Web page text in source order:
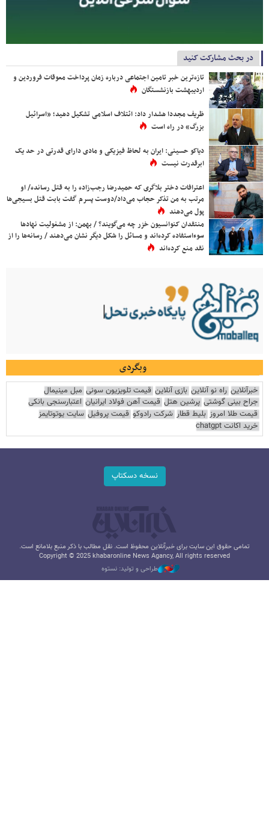
در بحث مشارکت کنید
تازه‌ترین خبر تامین اجتماعی درباره زمان پرداخت معوقات فروردین و
اردیبهشت بازنشستگان
ظریف مجددا هشدار داد: ائتلاف اسلامی تشکیل دهید؛ «اسرائیل
بزرگ» در راه است
دیاکو حسینی: ایران به لحاظ فیزیکی و مادی دارای قدرتی در حد یک
ابرقدرت نیست
اعترافات دختر بلاگری که حمیدرضا رجب‌زاده را به قتل رسانده/ او
مرتب به من تذکر حجاب می‌داد/دوست پسرم گفت بابت قتل بسیجی‌ها
پول می‌دهند
منتقدان کنوانسیون خزر چه می‌گویند؟ / بهمن: از مشغولیت نهادها
سوءاستفاده کرده‌اند و مسائل را شکل دیگر نشان می‌دهند / رسانه‌ها را از
نقد منع کرده‌اند
وبگردی
خبرآنلاین راه نو آنلاین بازی آنلاین قیمت تلویزیون سونی مبل مینیمال
جراح بینی گوشتی پرشین هتل قیمت آهن فولاد ایرانیان اعتبارسنجی بانکی
قیمت طلا امروز بلیط قطار شرکت رادوکو قیمت پروفیل سایت یوتوتایمز
خرید اکانت chatgpt
نسخه دسکتاپ
تمامی حقوق این سایت برای خبرآنلاین محفوظ است. نقل مطالب با ذکر منبع بلامانع است.
Copyright © 2025 khabaronline News Agancy, All rights reserved
طراحی و تولید: نستوه